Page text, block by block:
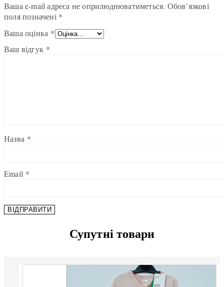
Ваша e-mail адреса не оприлюднюватиметься. Обов’язкові
поля позначені *
Ваша оцінка *
Ваш відгук *
Назва *
Email *
Супутні товари